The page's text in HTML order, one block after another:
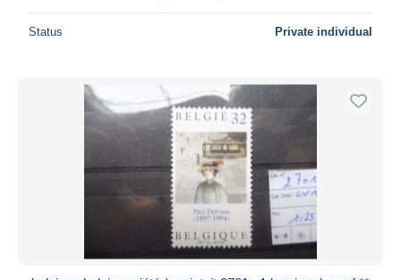
Status Private individual